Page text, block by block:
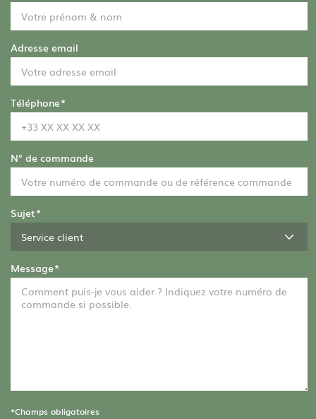
Adresse email
Téléphone*
N° de commande
Sujet*
Message*
*Champs obligatoires